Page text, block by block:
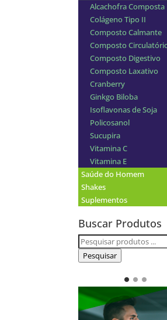
Alcachofra Composta
Colágeno Tipo II
Composto Calmante
Composto
Composto Digestivo
Composto Laxativo
Cranberry
Ginkgo Biloba
Isoflavonas de Soja
Policosanol
Sucupira
Vitamina C
Vitamina E
Saúde do Homem
Shakes
Suplementos
Buscar Produtos
Pesquisar
por:
Pesquisar